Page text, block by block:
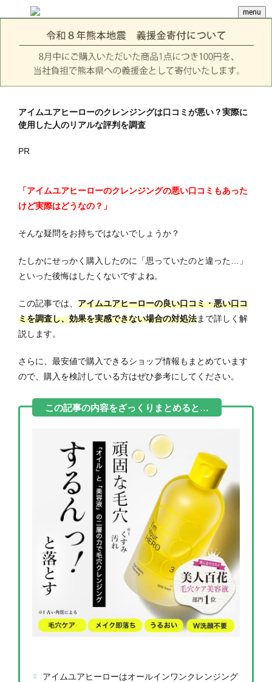
menu
アイムユアヒーローのクレンジングは口コミが悪い？実際に
使用した人のリアルな評判を調査
PR
「アイムユアヒーローのクレンジングの悪い口コミもあった
けど実際はどうなの？」
そんな疑問をお持ちではないでしょうか？
たしかにせっかく購入したのに「思っていたのと違った…」
といった後悔はしたくないですよね。
この記事では、 アイムユアヒーローの良い口コミ・悪い口コ
ミを調査し、効果を実感できない場合の対処法まで詳しく解
説します。
さらに、最安値で購入できるショップ情報もまとめています
ので、購入を検討している方はぜひ参考にしてください。
アイムユアヒーローはオールインワンクレンジング